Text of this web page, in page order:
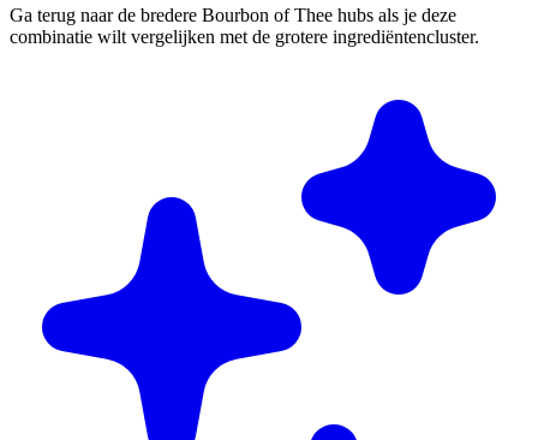
Ga terug naar de bredere Bourbon of Thee hubs als je deze
combinatie wilt vergelijken met de grotere ingrediëntencluster.